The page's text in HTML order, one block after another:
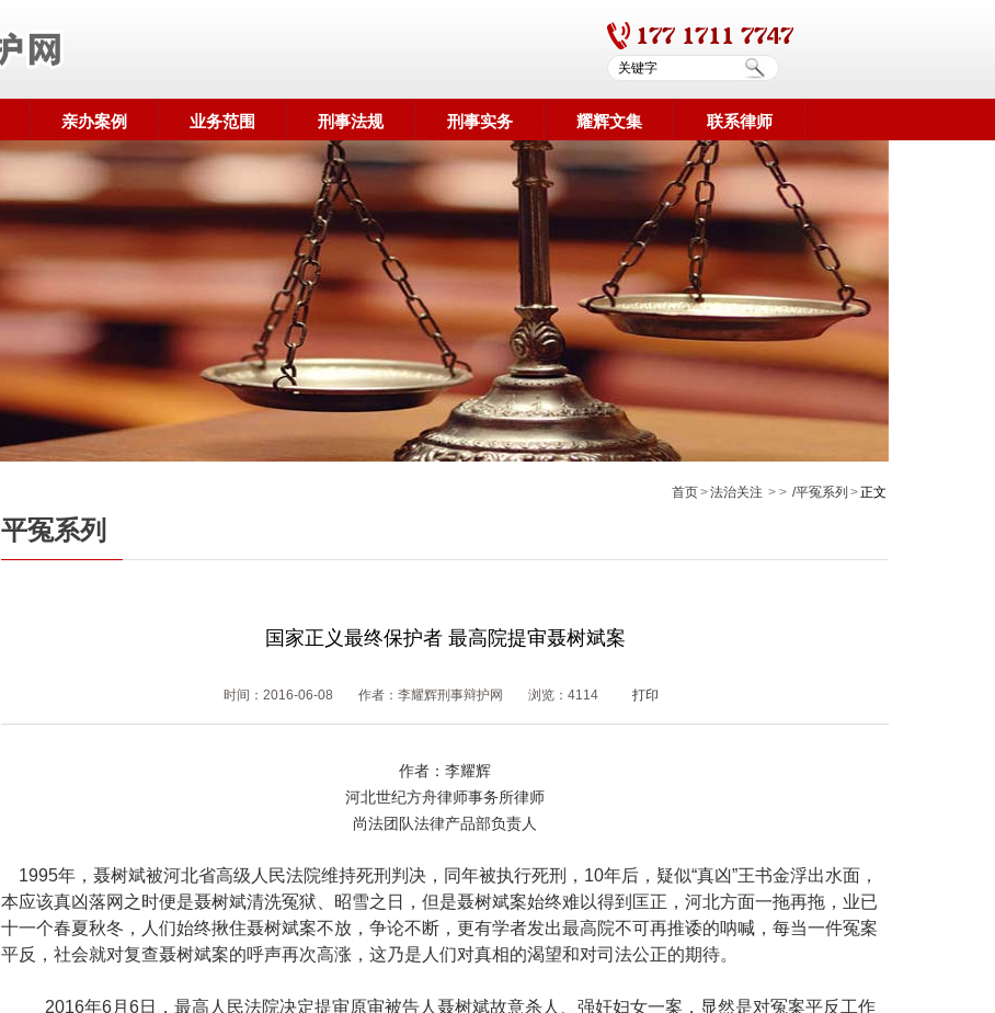
亲办案例 业务范围 刑事法规 刑事实务 耀辉文集 联系律师
首页>法治关注 > > /平冤系列 >正文
平冤系列
国家正义最终保护者 最高院提审聂树斌案
时间：2016-06-08 作者：李耀辉刑事辩护网 浏览： 4114 打印
作者：李耀辉
河北世纪方舟律师事务所律师
尚法团队法律产品部负责人
1995年，聂树斌被河北省高级人民法院维持死刑判决，同年被执行死刑， 10年后，疑似“真凶”王书金浮出水面，
本应该真凶落网之时便是聂树斌清洗冤狱、昭雪之日，但是聂树斌案始终难以得到匡正，河北方面一拖再拖，业已
十一个春夏秋冬，人们始终揪住聂树斌案不放，争论不断，更有学者发出最高院不可再推诿的呐喊，每当一件冤案
平反，社会就对复查聂树斌案的呼声再次高涨，这乃是人们对真相的渴望和对司法公正的期待。
2016年6月 6日，最高人民法院决定提审原审被告人聂树斌故意杀人、强奸妇女一案，显然是对冤案平反工作